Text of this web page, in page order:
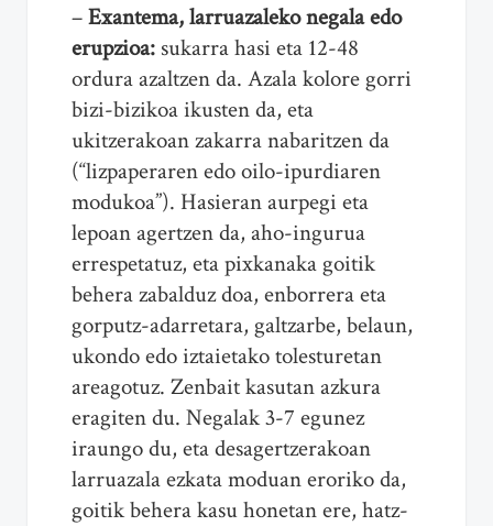
–Exantema, larruazaleko negala edo
erupzioa: sukarra hasi eta 12-48
ordura azaltzen da. Azala kolore gorri
bizi-bizikoa ikusten da, eta
ukitzerakoan zakarra nabaritzen da
(“lizpaperaren edo oilo-ipurdiaren
modukoa”). Hasieran aurpegi eta
lepoan agertzen da, aho-ingurua
errespetatuz, eta pixkanaka goitik
behera zabalduz doa, enborrera eta
gorputz-adarretara, galtzarbe, belaun,
ukondo edo iztaietako tolesturetan
areagotuz. Zenbait kasutan azkura
eragiten du. Negalak 3-7 egunez
iraungo du, eta desagertzerakoan
larruazala ezkata moduan eroriko da,
goitik behera kasu honetan ere, hatz-